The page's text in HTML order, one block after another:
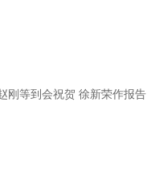
刚等到会祝贺 徐新荣作报告